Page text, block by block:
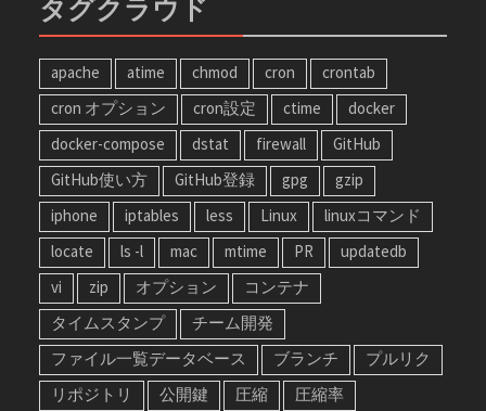
タグクラウド
apache atime chmod cron
crontab
cron オプション
cron設定 ctime
docker
docker-compose
dstat firewall
GitHub
GitHub使い方
GitHub登録 gpg
gzip
iphone
iptables less Linux
linuxコマンド
locate
ls -l mac mtime PR
updatedb
vi
zip オプション
コンテナ
タイムスタンプ
チーム開発
ファイル一覧データベース
ブランチ
プルリク
リポジトリ
公開鍵 圧縮 圧縮率